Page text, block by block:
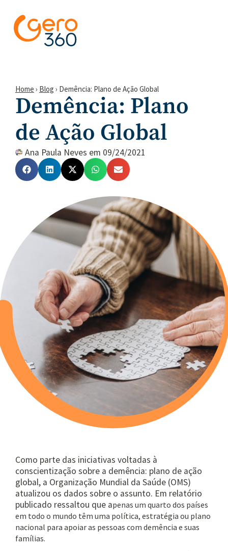
Home › Blog › Demência: Plano de Ação Global
Demência: Plano
de Ação Global
Ana Paula Neves em 09/24/2021
Como parte das iniciativas voltadas à
conscientização sobre a demência: plano de ação
global, a Organização Mundial da Saúde (OMS)
atualizou os dados sobre o assunto. Em relatório
publicado ressaltou que apenas um quarto dos países
em todo o mundo têm uma política, estratégia ou plano
nacional para apoiar as pessoas com demência e suas
famílias.